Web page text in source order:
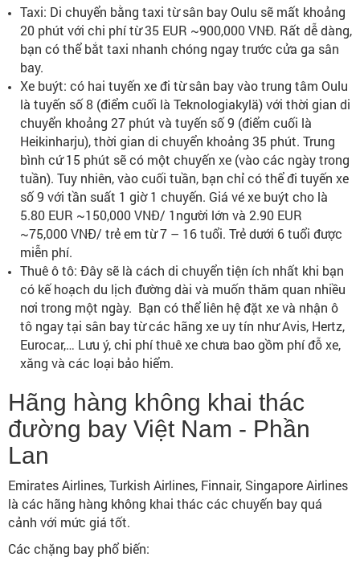
Taxi: Di chuyển bằng taxi từ sân bay Oulu sẽ mất khoảng
20 phút với chi phí từ 35 EUR ~900,000 VNĐ. Rất dễ dàng,
bạn có thể bắt taxi nhanh chóng ngay trước cửa ga sân
bay.
Xe buýt: có hai tuyến xe đi từ sân bay vào trung tâm Oulu
là tuyến số 8 (điểm cuối là Teknologiakylä) với thời gian di
chuyển khoảng 27 phút và tuyến số 9 (điểm cuối là
Heikinharju), thời gian di chuyển khoảng 35 phút. Trung
bình cứ 15 phút sẽ có một chuyến xe (vào các ngày trong
tuần). Tuy nhiên, vào cuối tuần, bạn chỉ có thể đi tuyến xe
số 9 với tần suất 1 giờ 1 chuyến. Giá vé xe buýt cho là
5.80 EUR ~150,000 VNĐ/ 1người lớn và 2.90 EUR
~75,000 VNĐ/ trẻ em từ 7 – 16 tuổi. Trẻ dưới 6 tuổi được
miễn phí.
Thuê ô tô: Đây sẽ là cách di chuyển tiện ích nhất khi bạn
có kế hoạch du lịch đường dài và muốn thăm quan nhiều
nơi trong một ngày. Bạn có thể liên hệ đặt xe và nhận ô
tô ngay tại sân bay từ các hãng xe uy tín như Avis, Hertz,
Eurocar,… Lưu ý, chi phí thuê xe chưa bao gồm phí đỗ xe,
xăng và các loại bảo hiểm.
Hãng hàng không khai thác
đường bay Việt Nam - Phần
Lan
Emirates Airlines, Turkish Airlines, Finnair, Singapore Airlines
là các hãng hàng không khai thác các chuyến bay quá
cảnh với mức giá tốt.
Các chặng bay phổ biến: